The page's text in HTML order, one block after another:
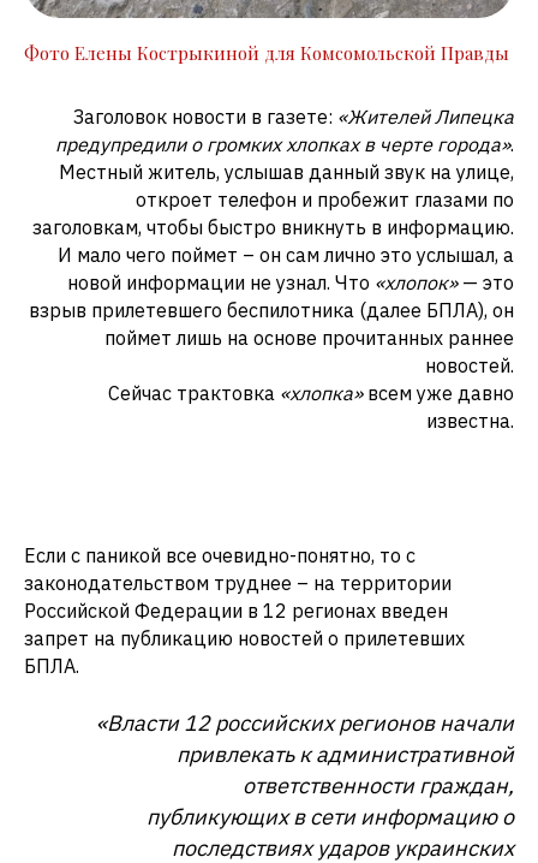
Фото Елены Кострыкиной для Комсомольской Правды
Заголовок новости в газете: «Жителей Липецка
предупредили о громких хлопках в черте города».
Местный житель, услышав данный звук на улице,
откроет телефон и пробежит глазами по
заголовкам, чтобы быстро вникнуть в информацию.
И мало чего поймет – он сам лично это услышал, а
новой информации не узнал. Что «хлопок»— это
взрыв прилетевшего беспилотника (далее БПЛА), он
поймет лишь на основе прочитанных раннее
новостей.
Сейчас трактовка «хлопка»всем уже давно
известна.
Если с паникой все очевидно-понятно, то с
законодательством труднее – на территории
Российской Федерации в 12 регионах введен
запрет на публикацию новостей о прилетевших
БПЛА.
«Власти 12 российских регионов начали
привлекать к административной
ответственности граждан,
публикующих в сети информацию о
последствиях ударов украинских